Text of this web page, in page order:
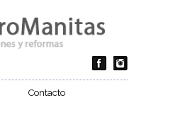
Contacto